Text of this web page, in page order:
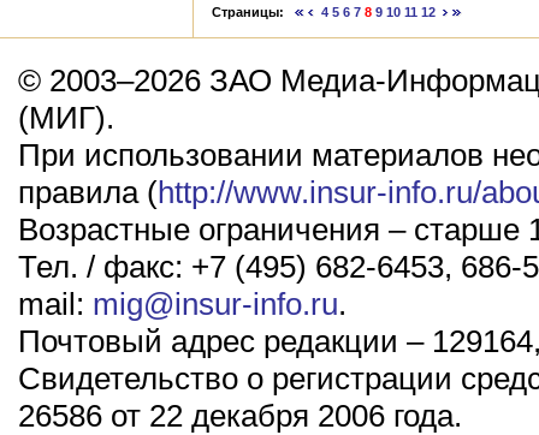
Страницы: 4 5 6 7 8 9 10 11 12
© 2003–2026 ЗАО Медиа-
(МИГ).
При использовании материалов
правила (http://www.insur-info.ru/
Возрастные ограничения – старше
Тел. / факс: +7 (495) 682-6453, 686-
mail: mig@insur-info.ru.
Почтовый адрес редакции –
Свидетельство о регистрации
26586 от 22 декабря 2006 года.